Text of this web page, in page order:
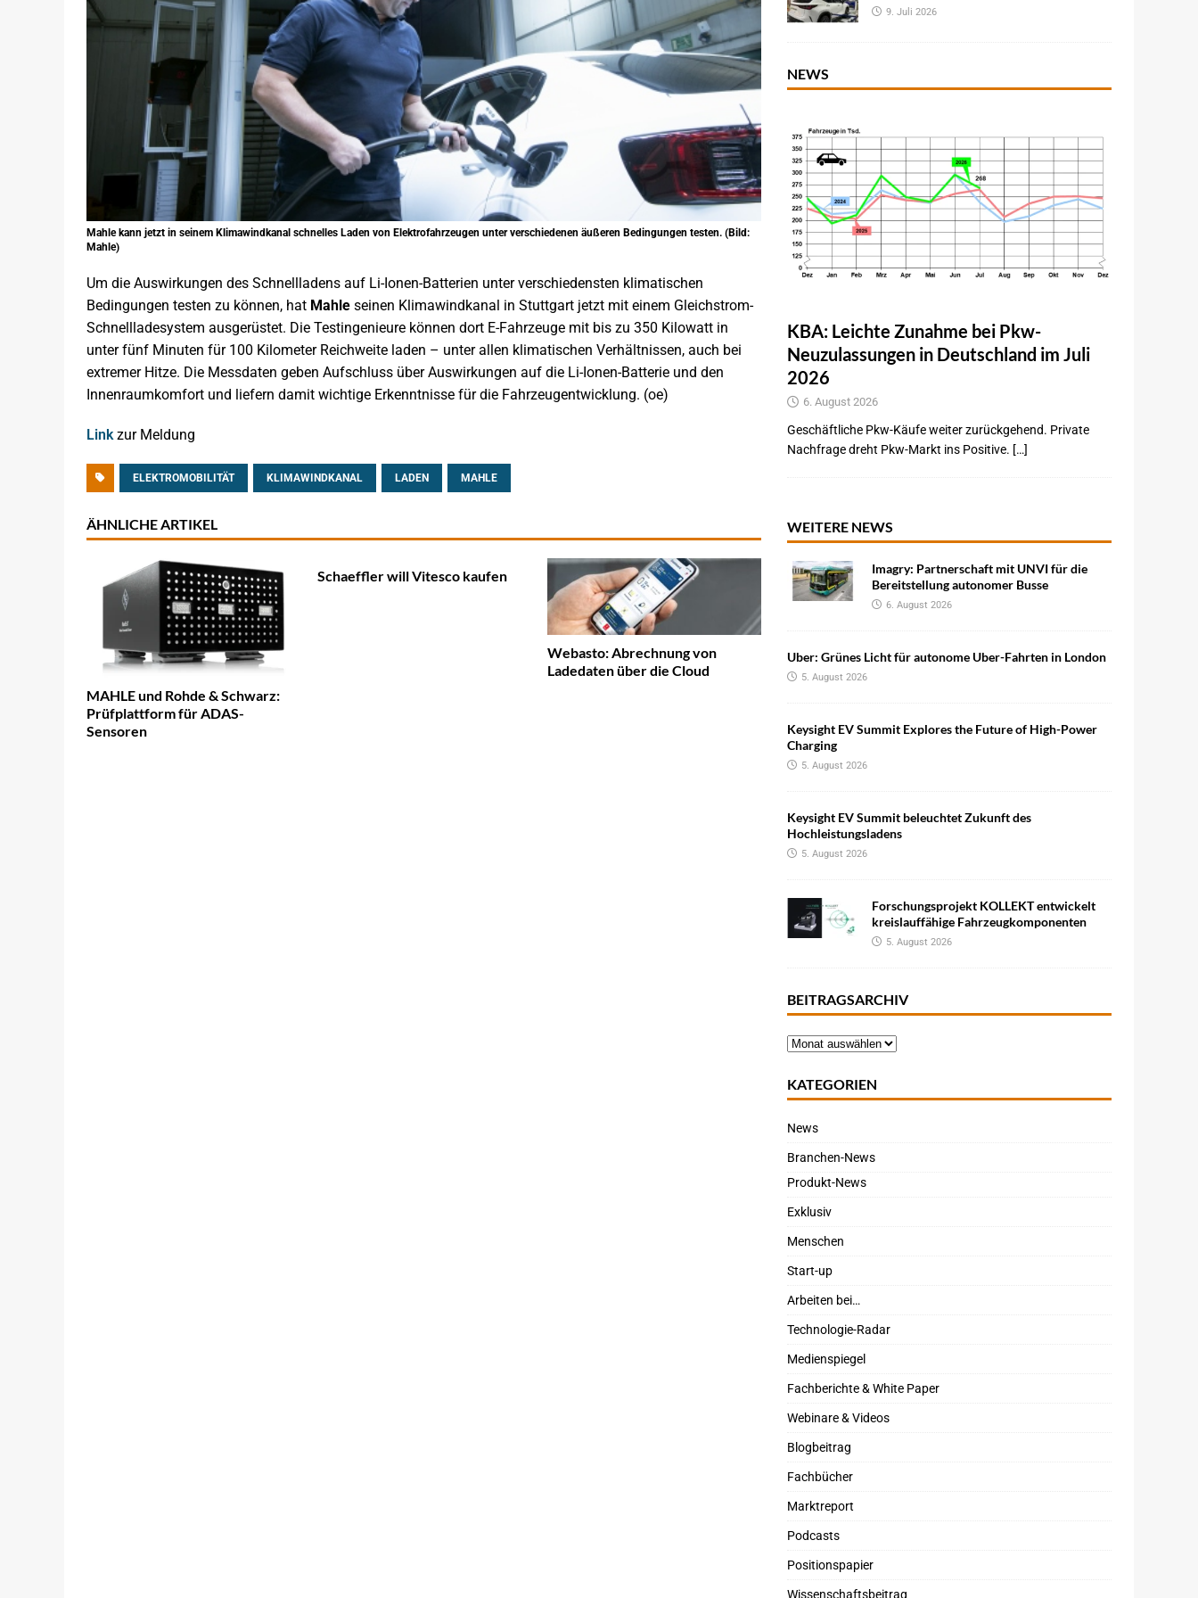
Mahle kann jetzt in seinem Klimawindkanal schnelles Laden von Elektrofahrzeugen unter verschiedenen äußeren Bedingungen testen. (Bild:
Mahle)
Um die Auswirkungen des Schnellladens auf Li-Ionen-Batterien unter verschiedensten klimatischen
Bedingungen testen zu können, hat Mahle seinen Klimawindkanal in Stuttgart jetzt mit einem Gleichstrom-
Schnellladesystem ausgerüstet. Die Testingenieure können dort E-Fahrzeuge mit bis zu 350 Kilowatt in
unter fünf Minuten für 100 Kilometer Reichweite laden – unter allen klimatischen Verhältnissen, auch bei
extremer Hitze. Die Messdaten geben Aufschluss über Auswirkungen auf die Li-Ionen-Batterie und den
Innenraumkomfort und liefern damit wichtige Erkenntnisse für die Fahrzeugentwicklung. (oe)
Link zur Meldung
ELEKTROMOBILITÄT KLIMAWINDKANAL LADEN MAHLE
ÄHNLICHE ARTIKEL
MAHLE und Rohde & Schwarz:
Prüfplattform für ADAS-
Sensoren
Schaeffler will Vitesco kaufen
Webasto: Abrechnung von
Ladedaten über die Cloud
9. Juli 2026
NEWS
KBA: Leichte Zunahme bei Pkw-
Neuzulassungen in Deutschland im Juli
2026
6. August 2026
Geschäftliche Pkw-Käufe weiter zurückgehend. Private
Nachfrage dreht Pkw-Markt ins Positive. […]
WEITERE NEWS
Imagry: Partnerschaft mit UNVI für die
Bereitstellung autonomer Busse
6. August 2026
Uber: Grünes Licht für autonome Uber-Fahrten in London
5. August 2026
Keysight EV Summit Explores the Future of High-Power
Charging
5. August 2026
Keysight EV Summit beleuchtet Zukunft des
Hochleistungsladens
5. August 2026
Forschungsprojekt KOLLEKT entwickelt
kreislauffähige Fahrzeugkomponenten
5. August 2026
BEITRAGSARCHIV
KATEGORIEN
News
Branchen-News
Produkt-News
Exklusiv
Menschen
Start-up
Arbeiten bei…
Technologie-Radar
Medienspiegel
Fachberichte & White Paper
Webinare & Videos
Blogbeitrag
Fachbücher
Marktreport
Podcasts
Positionspapier
Wissenschaftsbeitrag